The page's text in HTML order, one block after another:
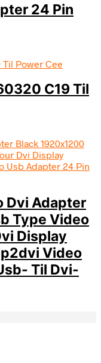
24 Pin
C19 Til
Dvi Adapter
Type Video
Display
Video
Til Dvi-